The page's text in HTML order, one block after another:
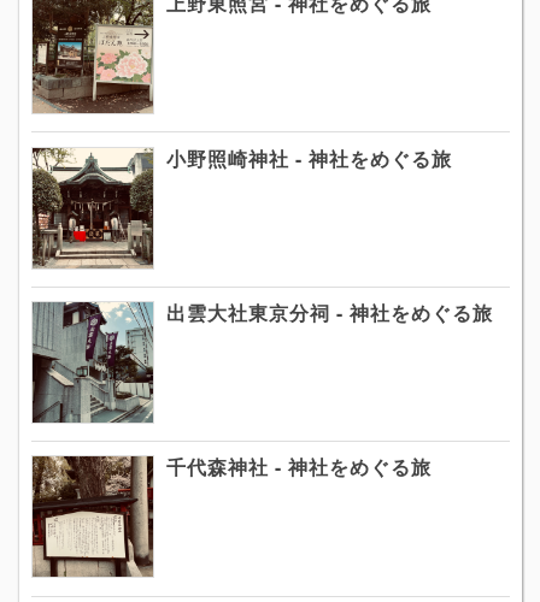
小野照崎神社 - 神社をめぐる旅
出雲大社東京分祠 - 神社をめぐる旅
千代森神社 - 神社をめぐる旅